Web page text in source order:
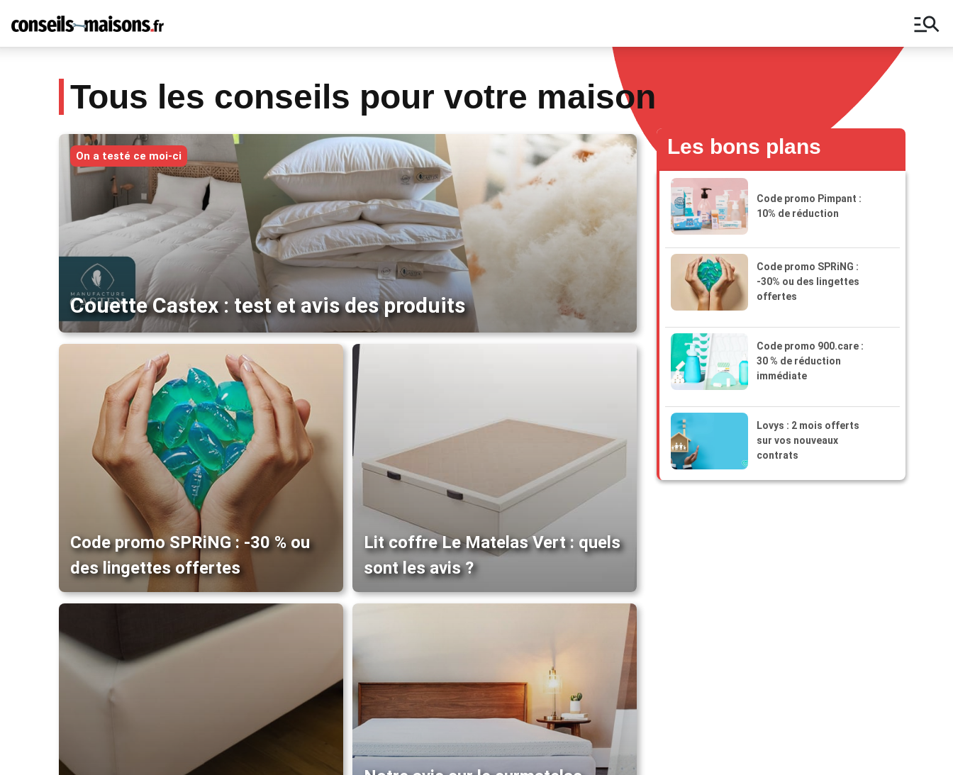
manage_search
Tous les conseils pour votre maison
Couette Castex : test et avis des produits
On a testé ce moi-ci
Code promo SPRiNG : -30 % ou
des lingettes offertes
Lit coffre Le Matelas Vert : quels
sont les avis ?
Les bons plans
Code promo Pimpant :
10% de réduction
Code promo SPRiNG :
-30% ou des lingettes
offertes
Code promo 900.care :
30 % de réduction
immédiate
Lovys : 2 mois offerts
sur vos nouveaux
contrats